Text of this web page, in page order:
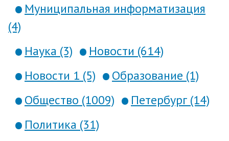
Муниципальная информатизация
(4)
Наука (3)
Новости (614)
Новости 1 (5)
Образование (1)
Общество (1009)
Петербург (14)
Политика (31)